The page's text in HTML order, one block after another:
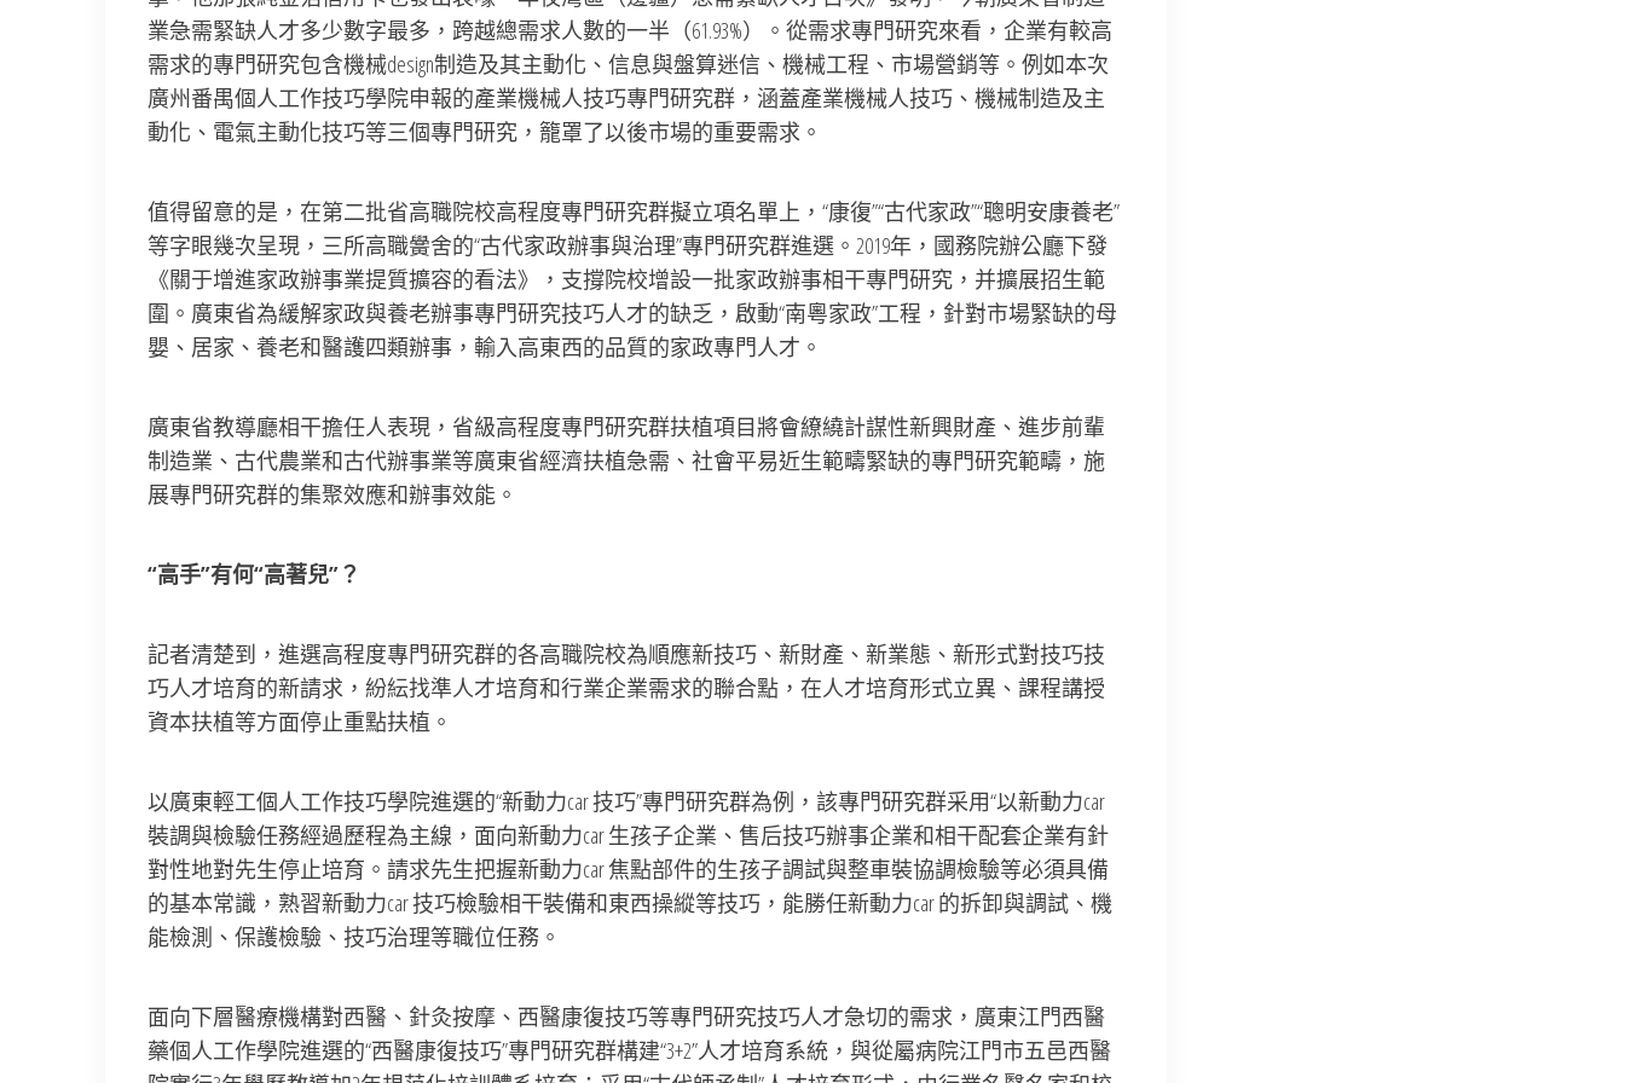
業急需緊缺人才多少數字最多，跨越總需求人數的一半（61.93%）。從需求專門研究來看，企業有較高
需求的專門研究包含機械design制造及其主動化、信息與盤算迷信、機械工程、市場營銷等。例如本次
廣州番禺個人工作技巧學院申報的產業機械人技巧專門研究群，涵蓋產業機械人技巧、機械制造及主
動化、電氣主動化技巧等三個專門研究，籠罩了以後市場的重要需求。
值得留意的是，在第二批省高職院校高程度專門研究群擬立項名單上，“康復”“古代家政”“聰明安康養老”
等字眼幾次呈現，三所高職黌舍的“古代家政辦事與治理”專門研究群進選。2019年，國務院辦公廳下發
《關于增進家政辦事業提質擴容的看法》，支撐院校增設一批家政辦事相干專門研究，并擴展招生範
圍。廣東省為緩解家政與養老辦事專門研究技巧人才的缺乏，啟動“南粵家政”工程，針對市場緊缺的母
嬰、居家、養老和醫護四類辦事，輸入高東西的品質的家政專門人才。
廣東省教導廳相干擔任人表現，省級高程度專門研究群扶植項目將會繚繞計謀性新興財產、進步前輩
制造業、古代農業和古代辦事業等廣東省經濟扶植急需、社會平易近生範疇緊缺的專門研究範疇，施
展專門研究群的集聚效應和辦事效能。
“高手”有何“高著兒”？
記者清楚到，進選高程度專門研究群的各高職院校為順應新技巧、新財產、新業態、新形式對技巧技
巧人才培育的新請求，紛紜找準人才培育和行業企業需求的聯合點，在人才培育形式立異、課程講授
資本扶植等方面停止重點扶植。
以廣東輕工個人工作技巧學院進選的“新動力car 技巧”專門研究群為例，該專門研究群采用“以新動力car
裝調與檢驗任務經過歷程為主線，面向新動力car 生孩子企業、售后技巧辦事企業和相干配套企業有針
對性地對先生停止培育。請求先生把握新動力car 焦點部件的生孩子調試與整車裝協調檢驗等必須具備
的基本常識，熟習新動力car 技巧檢驗相干裝備和東西操縱等技巧，能勝任新動力car 的拆卸與調試、機
能檢測、保護檢驗、技巧治理等職位任務。
面向下層醫療機構對西醫、針灸按摩、西醫康復技巧等專門研究技巧人才急切的需求，廣東江門西醫
藥個人工作學院進選的“西醫康復技巧”專門研究群構建“3+2”人才培育系統，與從屬病院江門市五邑西醫